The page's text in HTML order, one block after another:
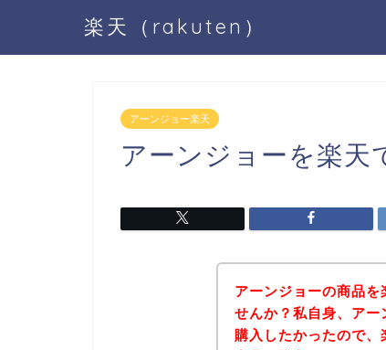
楽天（rakuten）
アーンジョー楽天
アーンジョーを楽天
アーンジョーの商品
せんか？私自身、ア
購入したかったので